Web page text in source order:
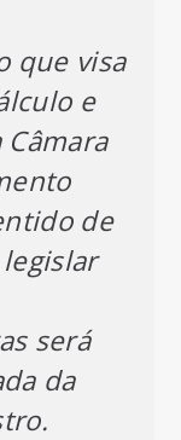
que visa
e
Câmara
de
será
da